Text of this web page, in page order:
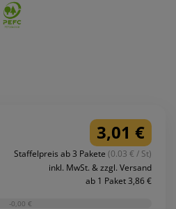
3,01 €
Staffelpreis ab 3 Pakete (0.03 € / St)
inkl. MwSt. & zzgl. Versand
ab 1 Paket 3,86 €
-0,00 €